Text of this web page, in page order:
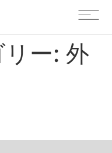
ー: 外